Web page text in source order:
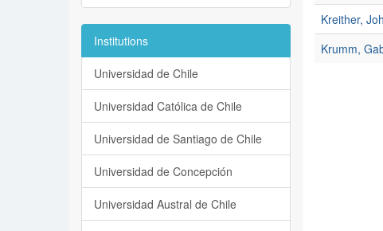
Kreither,
Krumm,
Institutions
Universidad de Chile
Universidad Católica de Chile
Universidad de Santiago de Chile
Universidad de Concepción
Universidad Austral de Chile